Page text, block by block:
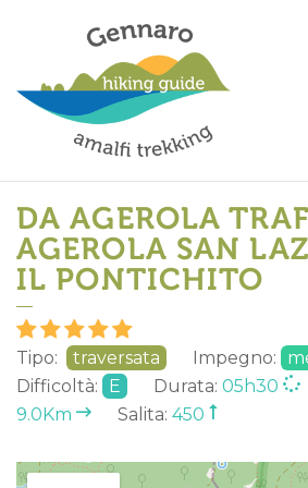
DA AGEROLA
AGEROLA SAN
IL PONTICHITO
Tipo: traversata Impegno:
Difficoltà:
E Durata: 05h30
9.0Km
Salita: 450